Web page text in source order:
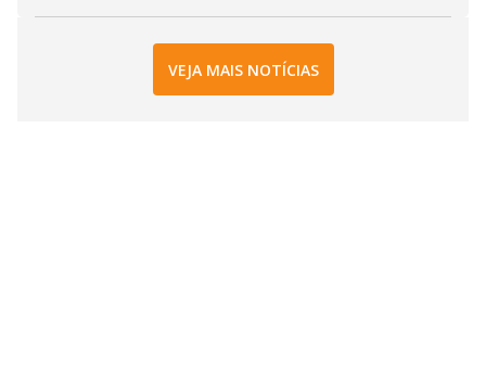
VEJA MAIS NOTÍCIAS